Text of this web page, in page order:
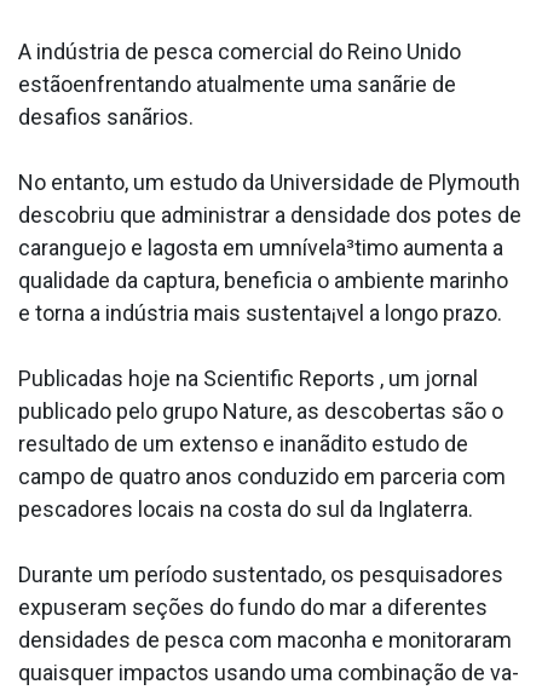
A indústria de pesca comercial do Reino Unido
estãoenfrentando atualmente uma sanãrie de
desafios sanãrios.
No entanto, um estudo da Universidade de Plymouth
descobriu que administrar a densidade dos potes de
caranguejo e lagosta em umnívela³timo aumenta a
qualidade da captura, beneficia o ambiente marinho
e torna a indústria mais sustenta¡vel a longo prazo.
Publicadas hoje na Scientific Reports , um jornal
publicado pelo grupo Nature, as descobertas são o
resultado de um extenso e inanãdito estudo de
campo de quatro anos conduzido em parceria com
pescadores locais na costa do sul da Inglaterra.
Durante um período sustentado, os pesquisadores
expuseram seções do fundo do mar a diferentes
densidades de pesca com maconha e monitoraram
quaisquer impactos usando uma combinação de va­